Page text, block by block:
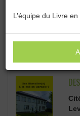
L’équipe du Livre
ROMANS & ESSAIS :